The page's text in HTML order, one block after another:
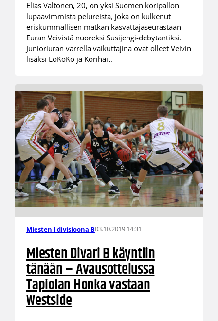
Elias Valtonen, 20, on yksi Suomen koripallon
lupaavimmista pelureista, joka on kulkenut
eriskummallisen matkan kasvattajaseurastaan
Euran Veivistä nuoreksi Susijengi-debytantiksi.
Junioriuran varrella vaikuttajina ovat olleet Veivin
lisäksi LoKoKo ja Korihait.
Miesten I divisioona B03.10.2019 14:31
Miesten Divari B käyntiin
tänään – Avausottelussa
Tapiolan Honka vastaan
Westside